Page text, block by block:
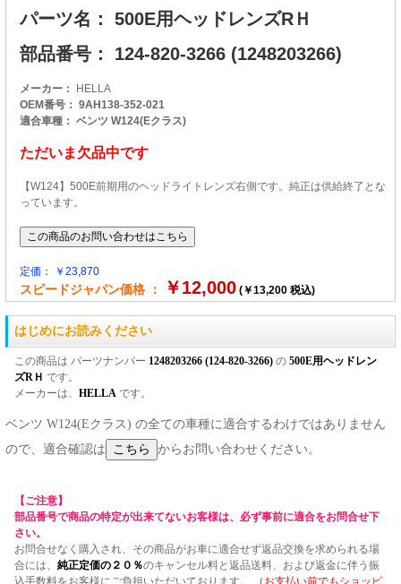
パーツ名： 500E用ヘッドレンズRＨ
部品番号： 124-820-3266 (1248203266)
メーカー：
HELLA
OEM番号： 9AH138-352-021
適合車種： ベンツ W124(Eクラス)
ただいま欠品中です
【W124】500E前期用のヘッドライトレンズ右側です。純正は供給終了とな
っています。
定価： ￥23,870
スピードジャパン価格 ： ￥12,000 (￥13,200 税込)
はじめにお読みください
この商品は パーツナンバー 1248203266 (124-820-3266) の 500E用ヘッドレン
ズRＨ です。
メーカーは、 HELLA です。
ベンツ W124(Eクラス) の全ての車種に適合するわけではありません
ので、適合確認は
からお問い合わせください。
【ご注意】
部品番号で商品の特定が出来てないお客様は、必ず事前に適合をお問合せ下
さい。
お問合せなく購入され、その商品がお車に適合せず返品交換を求められる場
合には、 純正定価の２０％のキャンセル料と返品送料、および返金に伴う振
込手数料をお客様にご負担いただいております。
（お支払い前でもショッピ